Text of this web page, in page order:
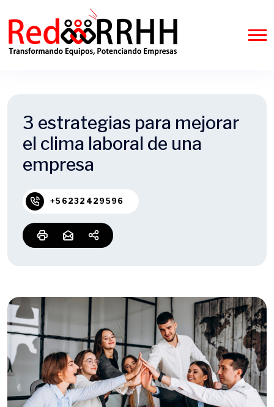
3 estrategias para mejorar
el clima laboral de una
empresa
+56232429596